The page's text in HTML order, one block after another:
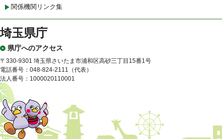
関係機関リンク集
埼玉県庁
県庁へのアクセス
〒330-9301 埼玉県さいたま市浦和区高砂三丁目15番1号
電話番号：048-824-2111（代表）
法人番号：1000020110001